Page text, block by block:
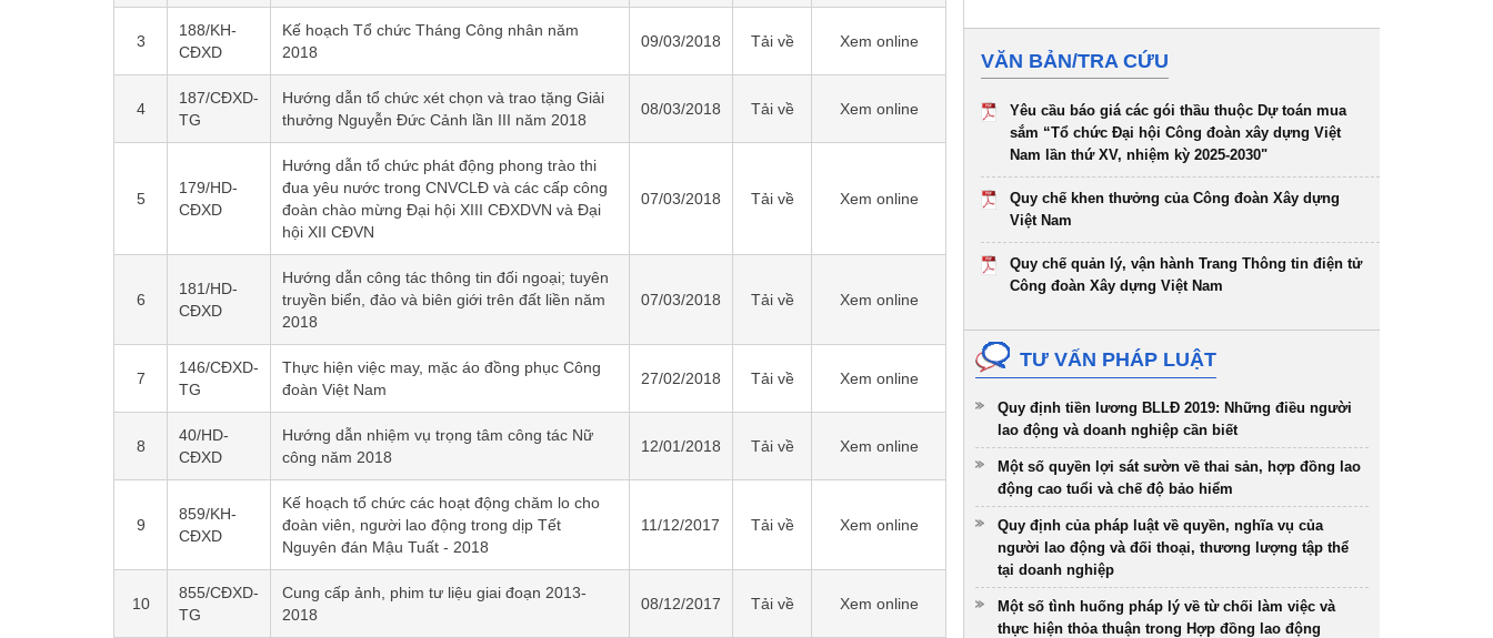
3
188/KH-
CĐXD
Kế hoạch Tổ chức Tháng Công nhân năm
2018
09/03/2018 Tải về Xem online
4
187/CĐXD-
TG
Hướng dẫn tổ chức xét chọn và trao tặng Giải
thưởng Nguyễn Đức Cảnh lần III năm 2018
08/03/2018 Tải về Xem online
5
179/HD-
CĐXD
Hướng dẫn tổ chức phát động phong trào thi
đua yêu nước trong CNVCLĐ và các cấp công
đoàn chào mừng Đại hội XIII CĐXDVN và Đại
hội XII CĐVN
07/03/2018 Tải về Xem online
6
181/HD-
CĐXD
Hướng dẫn công tác thông tin đối ngoại; tuyên
truyền biển, đảo và biên giới trên đất liền năm
2018
07/03/2018 Tải về Xem online
7
146/CĐXD-
TG
Thực hiện việc may, mặc áo đồng phục Công
đoàn Việt Nam
27/02/2018 Tải về Xem online
8
40/HD-
CĐXD
Hướng dẫn nhiệm vụ trọng tâm công tác Nữ
công năm 2018
12/01/2018 Tải về Xem online
9
859/KH-
CĐXD
Kế hoạch tổ chức các hoạt động chăm lo cho
đoàn viên, người lao động trong dịp Tết
Nguyên đán Mậu Tuất - 2018
11/12/2017 Tải về Xem online
10
855/CĐXD-
TG
Cung cấp ảnh, phim tư liệu giai đoạn 2013-
2018
08/12/2017 Tải về Xem online
VĂN BẢN/TRA CỨU
Yêu cầu báo giá các gói thầu thuộc Dự toán mua
sắm “Tổ chức Đại hội Công đoàn xây dựng Việt
Nam lần thứ XV, nhiệm kỳ 2025-2030"
Quy chế khen thưởng của Công đoàn Xây dựng
Việt Nam
Quy chế quản lý, vận hành Trang Thông tin điện tử
Công đoàn Xây dựng Việt Nam
TƯ VẤN PHÁP LUẬT
Quy định tiền lương BLLĐ 2019: Những điều người
lao động và doanh nghiệp cần biết
Một số quyền lợi sát sườn về thai sản, hợp đồng lao
động cao tuổi và chế độ bảo hiểm
Quy định của pháp luật về quyền, nghĩa vụ của
người lao động và đối thoại, thương lượng tập thể
tại doanh nghiệp
Một số tình huống pháp lý về từ chối làm việc và
thực hiện thỏa thuận trong Hợp đồng lao động